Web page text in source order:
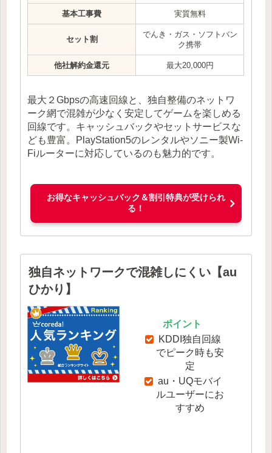
基本工事費 実質無料
セット割
でんき・ガス・ソフトバン
ク携帯
他社解約金還元 最大20,000円
最大２Gbpsの高速回線と、独自整備のネットワ
ーク網で混雑が少なく安定してゲームを楽しめる
回線です。キャッシュバックやセットサービスな
ども豊富。PlayStation5のレンタルやソニー製Wi-
Fiルーターに対応しているのも魅力的です。
お得なキャッシュバック＆割引特典が受けられ
る！
独自ネットワークで混雑しにくい【au
ひかり】
ポイント
KDDI独自回線
でピーク時も安
定
au・UQモバイ
ルユーザーにお
すすめ